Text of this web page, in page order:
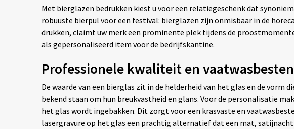
Met bierglazen bedrukken kiest u voor een relatiegeschenk dat
robuuste bierpul voor een festival: bierglazen zijn onmisbaar in de
drukken, claimt uw merk een prominente plek tijdens de
als gepersonaliseerd item voor de bedrijfskantine.
Professionele kwaliteit en
De waarde van een bierglas zit in de helderheid van het glas en de
bekend staan om hun breukvastheid en glans. Voor de personalisatie
het glas wordt ingebakken. Dit zorgt voor een krasvaste en
lasergravure op het glas een prachtig alternatief dat een mat,